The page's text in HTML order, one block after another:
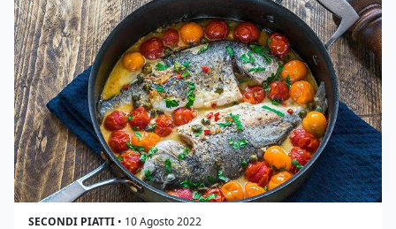
SECONDI PIATTI • 10 Agosto 2022